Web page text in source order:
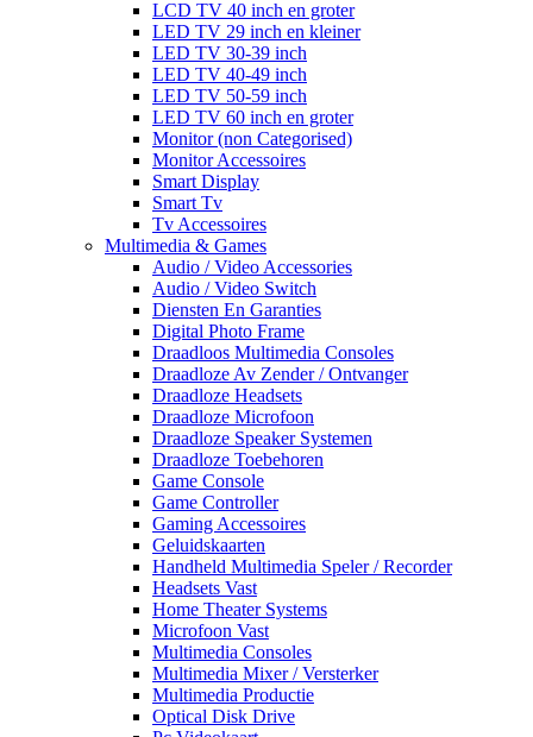
LCD TV 40 inch en groter
LED TV 29 inch en kleiner
LED TV 30-39 inch
LED TV 40-49 inch
LED TV 50-59 inch
LED TV 60 inch en groter
Monitor (non Categorised)
Monitor Accessoires
Smart Display
Smart Tv
Tv Accessoires
Multimedia & Games
Audio / Video Accessories
Audio / Video Switch
Diensten En Garanties
Digital Photo Frame
Draadloos Multimedia Consoles
Draadloze Av Zender / Ontvanger
Draadloze Headsets
Draadloze Microfoon
Draadloze Speaker Systemen
Draadloze Toebehoren
Game Console
Game Controller
Gaming Accessoires
Geluidskaarten
Handheld Multimedia Speler / Recorder
Headsets Vast
Home Theater Systems
Microfoon Vast
Multimedia Consoles
Multimedia Mixer / Versterker
Multimedia Productie
Optical Disk Drive